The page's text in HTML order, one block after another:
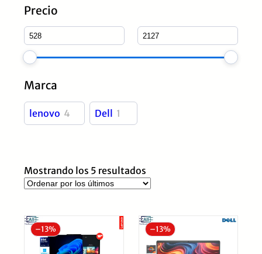
Precio
Marca
lenovo 4 Dell 1
Mostrando los 5 resultados
por
–13% –13%